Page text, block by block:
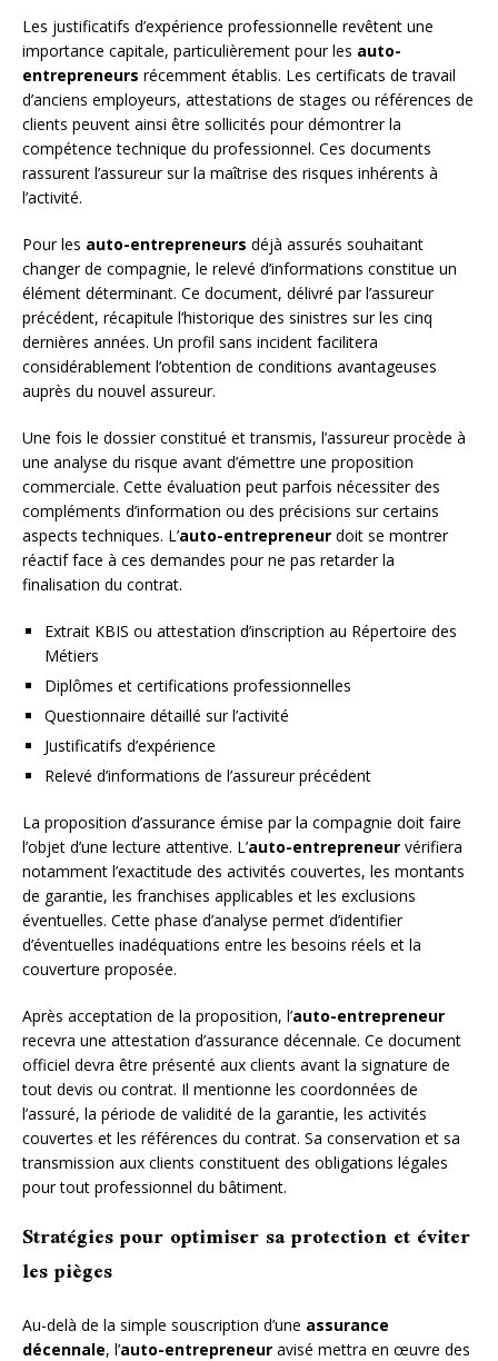
Les justificatifs d’expérience professionnelle revêtent une
importance capitale, particulièrement pour les auto-
entrepreneurs récemment établis. Les certificats de travail
d’anciens employeurs, attestations de stages ou références de
clients peuvent ainsi être sollicités pour démontrer la
compétence technique du professionnel. Ces documents
rassurent l’assureur sur la maîtrise des risques inhérents à
l’activité.
Pour les auto-entrepreneurs déjà assurés souhaitant
changer de compagnie, le relevé d’informations constitue un
élément déterminant. Ce document, délivré par l’assureur
précédent, récapitule l’historique des sinistres sur les cinq
dernières années. Un profil sans incident facilitera
considérablement l’obtention de conditions avantageuses
auprès du nouvel assureur.
Une fois le dossier constitué et transmis, l’assureur procède à
une analyse du risque avant d’émettre une proposition
commerciale. Cette évaluation peut parfois nécessiter des
compléments d’information ou des précisions sur certains
aspects techniques. L’auto-entrepreneur doit se montrer
réactif face à ces demandes pour ne pas retarder la
finalisation du contrat.
Extrait KBIS ou attestation d’inscription au Répertoire des
Métiers
Diplômes et certifications professionnelles
Questionnaire détaillé sur l’activité
Justificatifs d’expérience
Relevé d’informations de l’assureur précédent
La proposition d’assurance émise par la compagnie doit faire
l’objet d’une lecture attentive. L’auto-entrepreneur vérifiera
notamment l’exactitude des activités couvertes, les montants
de garantie, les franchises applicables et les exclusions
éventuelles. Cette phase d’analyse permet d’identifier
d’éventuelles inadéquations entre les besoins réels et la
couverture proposée.
Après acceptation de la proposition, l’auto-entrepreneur
recevra une attestation d’assurance décennale. Ce document
officiel devra être présenté aux clients avant la signature de
tout devis ou contrat. Il mentionne les coordonnées de
l’assuré, la période de validité de la garantie, les activités
couvertes et les références du contrat. Sa conservation et sa
transmission aux clients constituent des obligations légales
pour tout professionnel du bâtiment.
Stratégies pour optimiser sa protection et éviter
les pièges
Au-delà de la simple souscription d’une assurance
décennale, l’auto-entrepreneur avisé mettra en œuvre des